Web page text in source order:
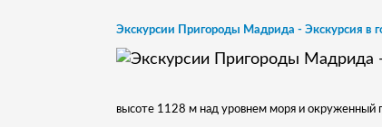
Экскурсии Пригороды Мадрида - Экскурсия в
высоте 1128 м над уровнем моря и окруженный